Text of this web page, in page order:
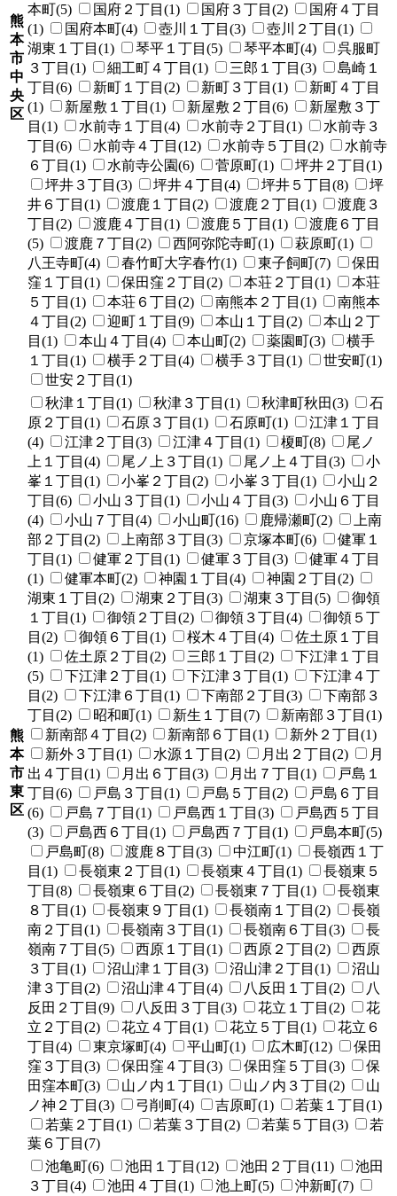
熊
本
市
中
央
区
本町(5)
国府２丁目(1) 国府３丁目(2)
国府４丁目
(1)
国府本町(4) 壺川１丁目(3)
壺川２丁目(1)
湖東１丁目(1)
琴平１丁目(5) 琴平本町(4)
呉服町
３丁目(1)
細工町４丁目(1) 三郎１丁目(3)
島崎１
丁目(6)
新町１丁目(2) 新町３丁目(1)
新町４丁目
(1)
新屋敷１丁目(1) 新屋敷２丁目(6)
新屋敷３丁
目(1)
水前寺１丁目(4) 水前寺２丁目(1)
水前寺３
丁目(6)
水前寺４丁目(12) 水前寺５丁目(2)
水前寺
６丁目(1)
水前寺公園(6) 菅原町(1)
坪井２丁目(1)
坪井３丁目(3)
坪井４丁目(4) 坪井５丁目(8)
坪
井６丁目(1)
渡鹿１丁目(2) 渡鹿２丁目(1)
渡鹿３
丁目(2)
渡鹿４丁目(1) 渡鹿５丁目(1)
渡鹿６丁目
(5)
渡鹿７丁目(2) 西阿弥陀寺町(1)
萩原町(1)
八王寺町(4)
春竹町大字春竹(1) 東子飼町(7)
保田
窪１丁目(1)
保田窪２丁目(2) 本荘２丁目(1)
本荘
５丁目(1)
本荘６丁目(2) 南熊本２丁目(1)
南熊本
４丁目(2)
迎町１丁目(9) 本山１丁目(2)
本山２丁
目(1)
本山４丁目(4) 本山町(2) 薬園町(3)
横手
１丁目(1)
横手２丁目(4) 横手３丁目(1)
世安町(1)
世安２丁目(1)
熊
本
市
東
区
秋津１丁目(1) 秋津３丁目(1) 秋津町秋田(3)
石
原２丁目(1)
石原３丁目(1) 石原町(1)
江津１丁目
(4)
江津２丁目(3) 江津４丁目(1) 榎町(8)
尾ノ
上１丁目(4)
尾ノ上３丁目(1) 尾ノ上４丁目(3)
小
峯１丁目(1)
小峯２丁目(2) 小峯３丁目(1)
小山２
丁目(6)
小山３丁目(1) 小山４丁目(3)
小山６丁目
(4)
小山７丁目(4) 小山町(16) 鹿帰瀬町(2)
上南
部２丁目(2)
上南部３丁目(3) 京塚本町(6)
健軍１
丁目(1)
健軍２丁目(1) 健軍３丁目(3)
健軍４丁目
(1)
健軍本町(2) 神園１丁目(4)
神園２丁目(2)
湖東１丁目(2)
湖東２丁目(3) 湖東３丁目(5)
御領
１丁目(1)
御領２丁目(2) 御領３丁目(4)
御領５丁
目(2)
御領６丁目(1) 桜木４丁目(4)
佐土原１丁目
(1)
佐土原２丁目(2) 三郎１丁目(2)
下江津１丁目
(5)
下江津２丁目(1) 下江津３丁目(1)
下江津４丁
目(2)
下江津６丁目(1) 下南部２丁目(3)
下南部３
丁目(2)
昭和町(1) 新生１丁目(7)
新南部３丁目(1)
新南部４丁目(2)
新南部６丁目(1)
新外２丁目(1)
新外３丁目(1)
水源１丁目(2) 月出２丁目(2)
月
出４丁目(1)
月出６丁目(3) 月出７丁目(1)
戸島１
丁目(6)
戸島３丁目(1) 戸島５丁目(2)
戸島６丁目
(6)
戸島７丁目(1) 戸島西１丁目(3)
戸島西５丁目
(3)
戸島西６丁目(1) 戸島西７丁目(1)
戸島本町(5)
戸島町(8)
渡鹿８丁目(3) 中江町(1)
長嶺西１丁
目(1)
長嶺東２丁目(1) 長嶺東４丁目(1)
長嶺東５
丁目(8)
長嶺東６丁目(2) 長嶺東７丁目(1)
長嶺東
８丁目(1)
長嶺東９丁目(1) 長嶺南１丁目(2)
長嶺
南２丁目(1)
長嶺南３丁目(1) 長嶺南６丁目(3)
長
嶺南７丁目(5)
西原１丁目(1) 西原２丁目(2)
西原
３丁目(1)
沼山津１丁目(3) 沼山津２丁目(1)
沼山
津３丁目(2)
沼山津４丁目(4) 八反田１丁目(2)
八
反田２丁目(9)
八反田３丁目(3) 花立１丁目(2)
花
立２丁目(2)
花立４丁目(1) 花立５丁目(1)
花立６
丁目(4)
東京塚町(4) 平山町(1) 広木町(12)
保田
窪３丁目(3)
保田窪４丁目(3) 保田窪５丁目(3)
保
田窪本町(3)
山ノ内１丁目(1) 山ノ内３丁目(2)
山
ノ神２丁目(3)
弓削町(4) 吉原町(1)
若葉１丁目(1)
若葉２丁目(1)
若葉３丁目(2) 若葉５丁目(3)
若
葉６丁目(7)
池亀町(6) 池田１丁目(12) 池田２丁目(11)
池田
３丁目(4)
池田４丁目(1) 池上町(5)
沖新町(7)